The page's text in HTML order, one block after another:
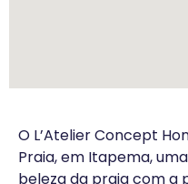
O L’Atelier Concept
Praia, em Itapema,
beleza da praia com a